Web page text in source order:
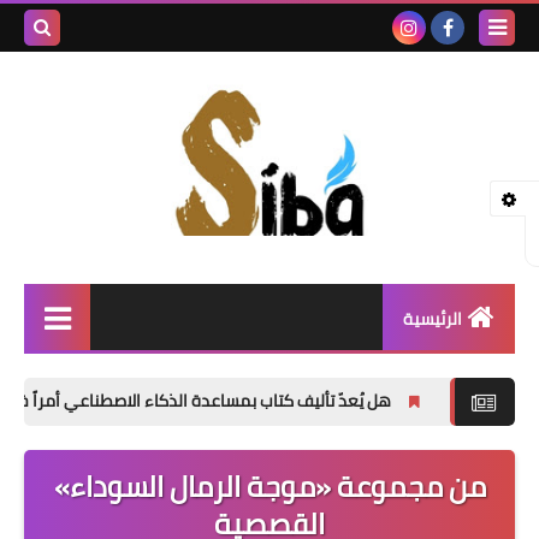
الرئيسية
نصوص
قصة قصيرة
هل يُعدّ تأليف كتاب بمساعدة الذكاء الاصطناعي أمراً خاطئاً؟
من مجموعة «موجة الرمال السوداء»
القصصية